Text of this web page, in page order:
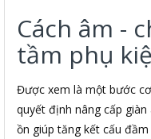
Cách âm -
tầm phụ
Được xem là một bước
quyết định nâng cấp
ồn giúp tăng kết cấu